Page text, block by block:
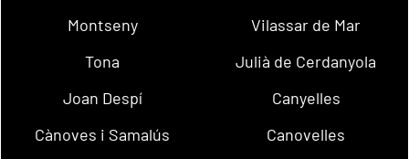
Montseny
Vilassar de Mar
Tona
Julià de Cerdanyola
Joan Despí
Canyelles
Cànoves i Samalús
Canovelles